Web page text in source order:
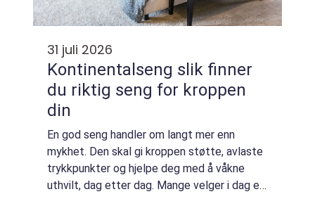
31 juli 2026
Kontinentalseng slik finner
du riktig seng for kroppen
din
En god seng handler om langt mer enn
mykhet. Den skal gi kroppen støtte, avlaste
trykkpunkter og hjelpe deg med å våkne
uthvilt, dag etter dag. Mange velger i dag en